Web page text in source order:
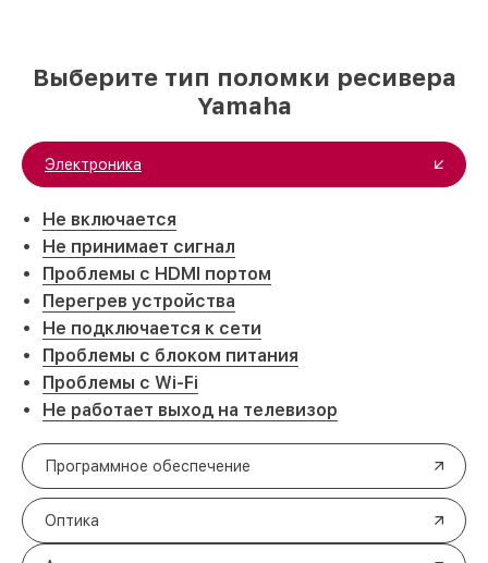
Выберите тип поломки ресивера
Yamaha
Электроника
Не включается
Не принимает сигнал
Проблемы с HDMI портом
Перегрев устройства
Не подключается к сети
Проблемы с блоком питания
Проблемы с Wi-Fi
Не работает выход на телевизор
Программное обеспечение
Оптика